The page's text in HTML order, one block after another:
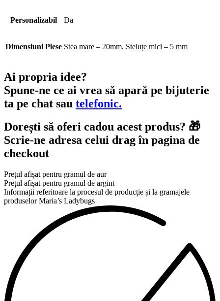
Personalizabil Da
Dimensiuni Piese Stea mare – 20mm, Steluțe mici – 5 mm
Ai propria idee?
Spune-ne ce ai vrea să apară pe bijuterie
ta pe chat sau telefonic.
Dorești să oferi cadou acest produs? 🎁
Scrie-ne adresa celui drag în pagina de
checkout
Prețul afișat pentru gramul de aur
Prețul afișat pentru gramul de argint
Informații referitoare la procesul de producție și la gramajele
produselor Maria’s Ladybugs